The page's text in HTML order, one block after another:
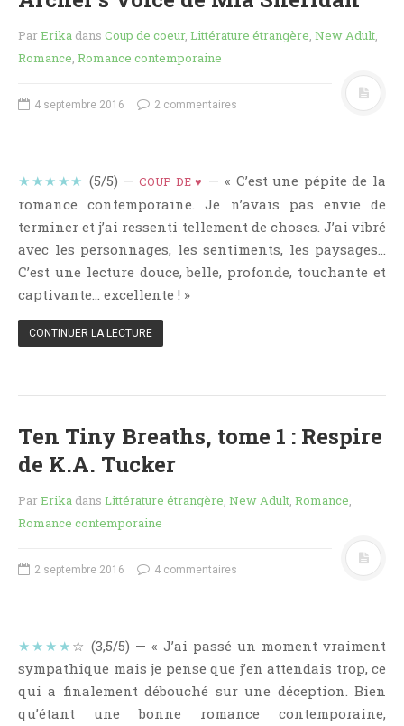
Jeunesse
LGBT
Light Novel
Littérature Gay
Littérature Lesbienne
Manga
Nouvelle
Policier Et Suspense
Post Apocalyptique
Rendez-Vous Livresques
Road-Book
Roman D'apprentissage
Romance Contemporaine
SF Et Fantasy
Sociologie
ParErika dans Coup de coeur, Littérature étrangère, New Adult,
Romance, Romance contemporaine
4 septembre 2016 2 commentaires
★★★★★ (5/5) — COUP DE ♥ — « C’est une pépite de la
romance contemporaine. Je n’avais pas envie de
terminer et j’ai ressenti tellement de choses. J’ai vibré
avec les personnages, les sentiments, les paysages…
C’est une lecture douce, belle, profonde, touchante et
captivante… excellente ! »
CONTINUER LA LECTURE
Ten Tiny Breaths, tome 1 : Respire
de K.A. Tucker
ParErika dans Littérature étrangère, New Adult, Romance,
Romance contemporaine
2 septembre 2016 4 commentaires
★★★★ ☆ (3,5/5) — « J’ai passé un moment vraiment
sympathique mais je pense que j’en attendais trop, ce
qui a finalement débouché sur une déception. Bien
qu’étant une bonne romance contemporaine,